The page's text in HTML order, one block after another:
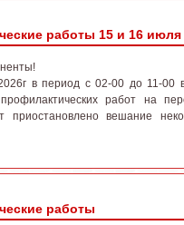
работы 15 и 16 июля
в период с 02-00 до 11-00
работ на
приостановлено вешание
работы